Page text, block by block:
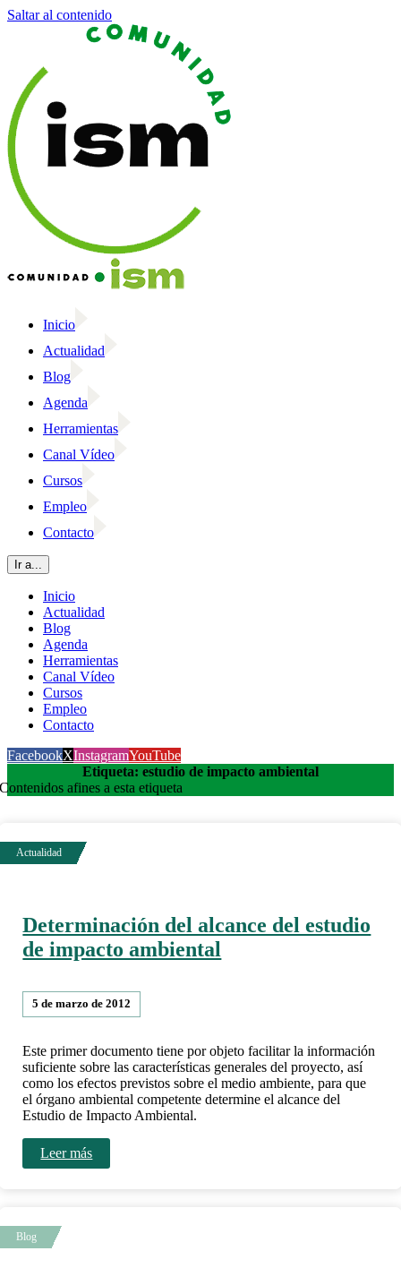
Saltar al contenido
Inicio
Actualidad
Blog
Agenda
Herramientas
Canal Vídeo
Cursos
Empleo
Contacto
Ir a...
Inicio
Actualidad
Blog
Agenda
Herramientas
Canal Vídeo
Cursos
Empleo
Contacto
FacebookXInstagramYouTube
Etiqueta: estudio de impacto ambiental
Contenidos afines a esta etiqueta
Determinación del alcance del estudio
de impacto ambiental
5 de marzo de 2012
Este primer documento tiene por objeto facilitar la información
suficiente sobre las características generales del proyecto, así
como los efectos previstos sobre el medio ambiente, para que
el órgano ambiental competente determine el alcance del
Estudio de Impacto Ambiental.
Leer más